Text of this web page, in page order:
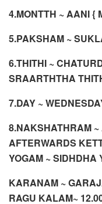
4.MONTTH ~ AANI {
5.PAKSHAM ~
6.THITHI ~
SRAARTHTHA
7.DAY ~
8.NAKSHATHRAM
AFTERWARDS
YOGAM ~ SIDHDHA
KARANAM ~
RAGU KALAM~